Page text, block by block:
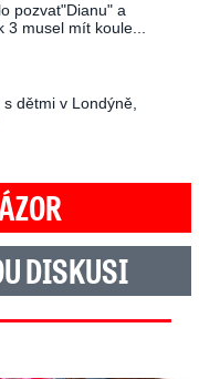
pozvat"Dianu" a
musel mít koule...
dětmi v Londýně,
DISKUSI